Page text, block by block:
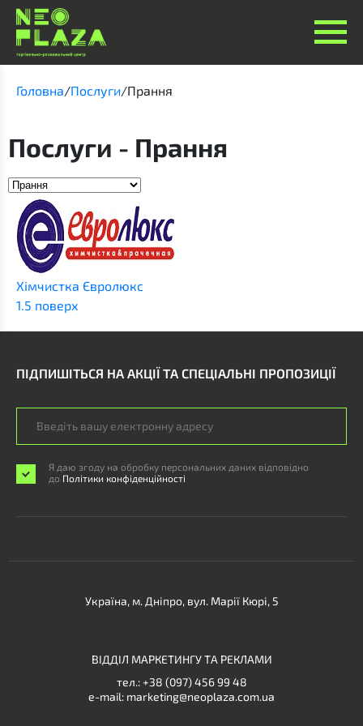
Головна/Послуги/Прання
Послуги - Прання
Хімчистка Євролюкс
1.5 поверх
ПІДПИШІТЬСЯ НА АКЦІЇ ТА СПЕЦІАЛЬНІ ПРОПОЗИЦІЇ
Я даю згоду на обробку персональних даних відповідно
до Політики конфіденційності
Україна, м. Дніпро, вул. Марії Кюрі, 5
ВІДДІЛ МАРКЕТИНГУ ТА РЕКЛАМИ
тел.:+38 (097) 456 99 48
e-mail: marketing@neoplaza.com.ua